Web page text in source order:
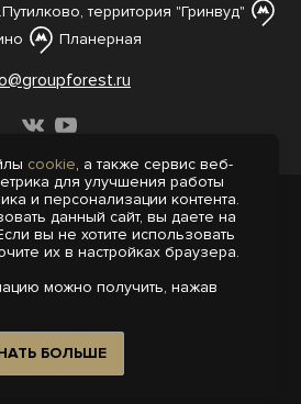
территория "Гринвуд"
Планерная
Все права защищены
на сайте,
публичной офертой.
соглашение
агентство «Пегас»
сайта на 1С-Битрикс
cookie, а также сервис веб-
для улучшения работы
и персонализации контента.
данный сайт, вы даете на
вы не хотите использовать
их в настройках браузера.
можно получить, нажав
БОЛЬШЕ